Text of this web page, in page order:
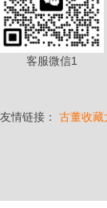
客服微信1
友情链接： 古董收藏